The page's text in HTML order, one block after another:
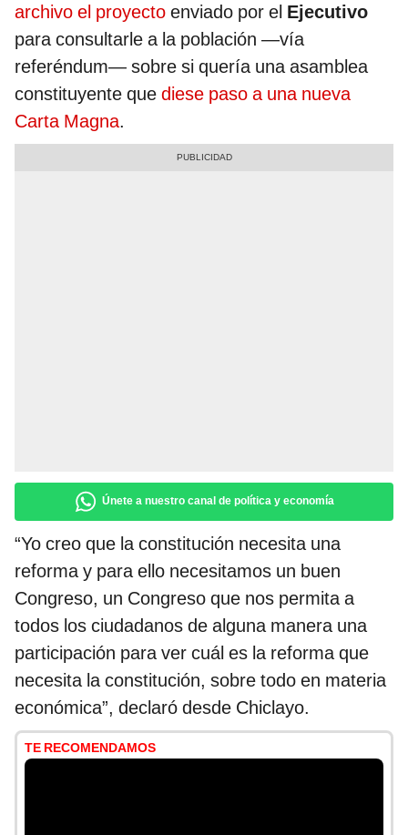
archivo el proyecto enviado por el Ejecutivo
para consultarle a la población —vía
referéndum— sobre si quería una asamblea
constituyente que diese paso a una nueva
Carta Magna.
Únete a nuestro canal de política y economía
“Yo creo que la constitución necesita una
reforma y para ello necesitamos un buen
Congreso, un Congreso que nos permita a
todos los ciudadanos de alguna manera una
participación para ver cuál es la reforma que
necesita la constitución, sobre todo en materia
económica”, declaró desde Chiclayo.
TE RECOMENDAMOS